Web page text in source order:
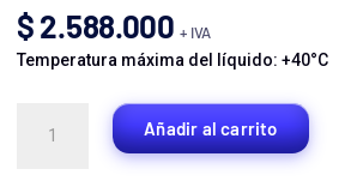
$2.588.000 + IVA
Temperatura máxima del líquido: +40°C
Sumergible
Añadir al carrito